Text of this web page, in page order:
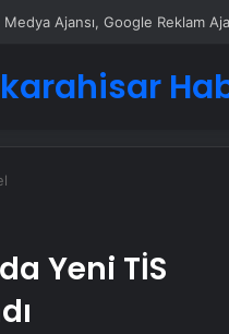
Yeni TİS